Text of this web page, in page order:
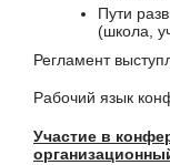
Пути
(школа,
Регламент
Рабочий язык
Участие в